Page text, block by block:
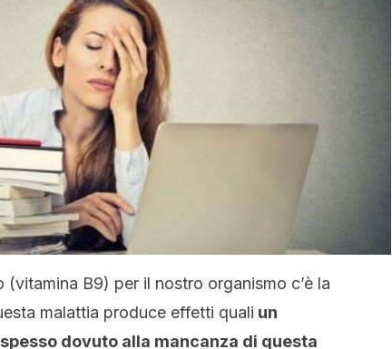
(vitamina B9) per il nostro organismo c’è la
malattia produce effetti quali un
dovuto alla mancanza di questa